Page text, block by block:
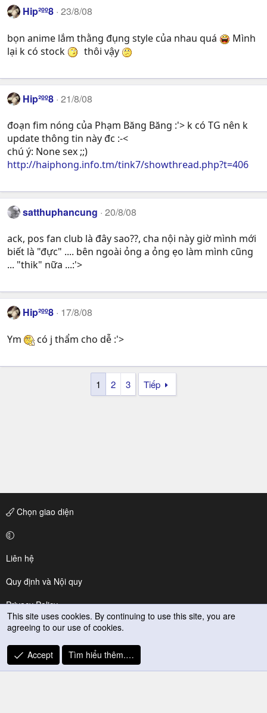
Hip²ºº8 23/8/08
bọn anime lắm thằng đụng style của nhau quá
Mình
lại k có stock
thôi vậy
Hip²ºº8 21/8/08
đoạn fim nóng của Phạm Băng Băng :'> k có TG nên k
update thông tin này đc :-<
chú ý: None sex ;;)
http://haiphong.info.tm/tink7/showthread.php?t=406
satthuphancung 20/8/08
ack, pos fan club là đây sao??, cha nội này giờ mình mới
biết là "đực" .... bên ngoài ỏng a ỏng ẹo làm mình cũng
... "thik" nữa ...:'>
Hip²ºº8 17/8/08
Ym có j thẩm cho dễ :'>
1 2 3 Tiếp
Chọn giao diện
Liên hệ
Quy định và Nội quy
Privacy Policy
Trợ giúp
R
S
This site uses cookies. By continuing to use this site, you are
agreeing to our use of cookies.
Accept Tìm hiểu thêm.…